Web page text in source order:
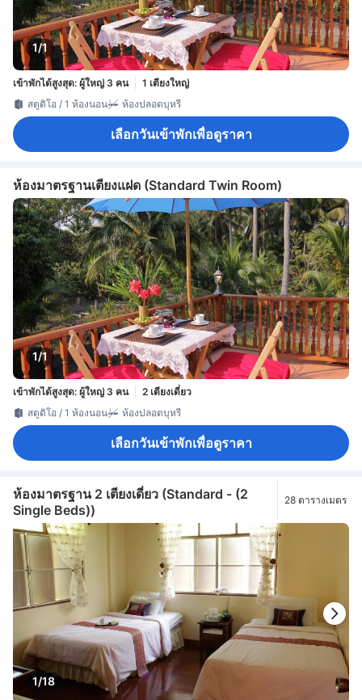
1/1
เข้าพักได้สูงสุด: ผู้ใหญ่ 3 คน
1 เตียงใหญ่
สตูดิโอ / 1 ห้องนอน
ห้องปลอดบุหรี่
เลือกวันเข้าพักเพื่อดูราคา
ห้องมาตรฐานเตียงแฝด (Standard Twin Room)
1/1
เข้าพักได้สูงสุด: ผู้ใหญ่ 3 คน
2 เตียงเดี่ยว
สตูดิโอ / 1 ห้องนอน
ห้องปลอดบุหรี่
เลือกวันเข้าพักเพื่อดูราคา
ห้องมาตรฐาน 2 เตียงเดี่ยว (Standard - (2
Single Beds))
28 ตารางเมตร
1/18